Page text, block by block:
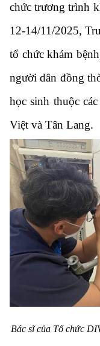
chức trương trình
12-14/11/2025,
tổ chức khám
người dân đồng
học sinh thuộc
Việt và Tân Lang.
Bác sĩ của Tổ chức